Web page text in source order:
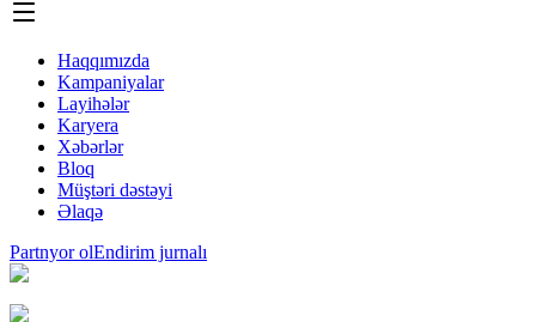
Haqqımızda
Kampaniyalar
Layihələr
Karyera
Xəbərlər
Bloq
Müştəri dəstəyi
Əlaqə
Partnyor olEndirim jurnalı